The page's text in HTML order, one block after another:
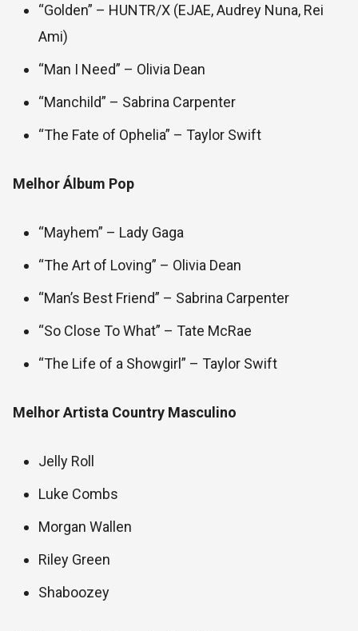
“Golden” – HUNTR/X (EJAE, Audrey Nuna, Rei
Ami)
“Man I Need” – Olivia Dean
“Manchild” – Sabrina Carpenter
“The Fate of Ophelia” – Taylor Swift
Melhor Álbum Pop
“Mayhem” – Lady Gaga
“The Art of Loving” – Olivia Dean
“Man’s Best Friend” – Sabrina Carpenter
“So Close To What” – Tate McRae
“The Life of a Showgirl” – Taylor Swift
Melhor Artista Country Masculino
Jelly Roll
Luke Combs
Morgan Wallen
Riley Green
Shaboozey